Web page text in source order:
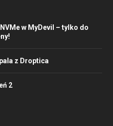
w MyDevil – tylko do
z Droptica
2